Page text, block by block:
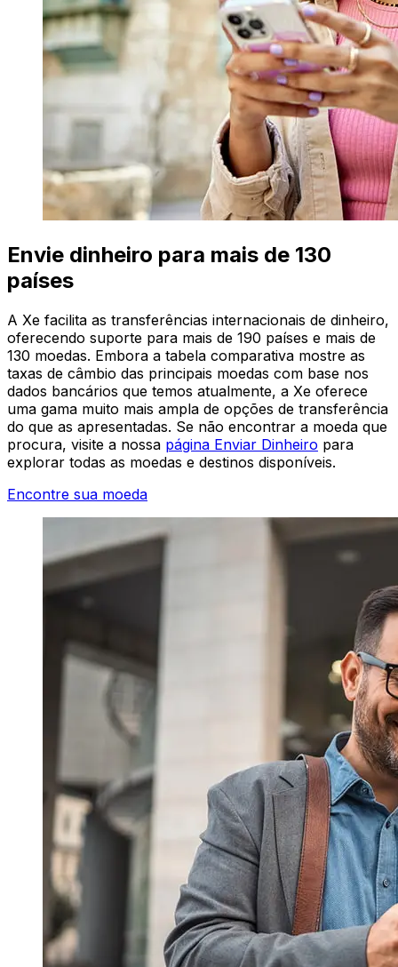
Envie dinheiro para mais de 130
países
A Xe facilita as transferências internacionais de dinheiro,
oferecendo suporte para mais de 190 países e mais de
130 moedas. Embora a tabela comparativa mostre as
taxas de câmbio das principais moedas com base nos
dados bancários que temos atualmente, a Xe oferece
uma gama muito mais ampla de opções de transferência
do que as apresentadas. Se não encontrar a moeda que
procura, visite a nossa página Enviar Dinheiro para
explorar todas as moedas e destinos disponíveis.
Encontre sua moeda